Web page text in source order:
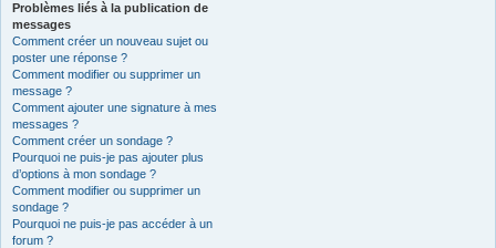
Problèmes liés à la publication de
messages
Comment créer un nouveau sujet ou
poster une réponse ?
Comment modifier ou supprimer un
message ?
Comment ajouter une signature à mes
messages ?
Comment créer un sondage ?
Pourquoi ne puis-je pas ajouter plus
d’options à mon sondage ?
Comment modifier ou supprimer un
sondage ?
Pourquoi ne puis-je pas accéder à un
forum ?